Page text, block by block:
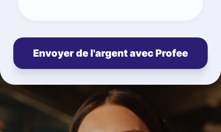
Envoyer de l'argent avec Profee